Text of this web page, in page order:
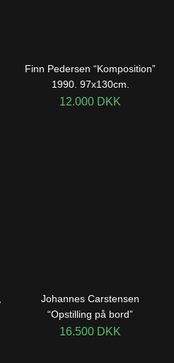
Finn Pedersen “Komposition”
1990. 97x130cm.
12.000 DKK
Johannes Carstensen
“Opstilling på bord”
16.500 DKK